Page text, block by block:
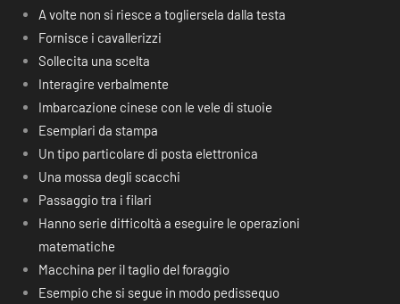
A volte non si riesce a togliersela dalla testa
Fornisce i cavallerizzi
Sollecita una scelta
Interagire verbalmente
Imbarcazione cinese con le vele di stuoie
Esemplari da stampa
Un tipo particolare di posta elettronica
Una mossa degli scacchi
Passaggio tra i filari
Hanno serie difficoltà a eseguire le operazioni
matematiche
Macchina per il taglio del foraggio
Esempio che si segue in modo pedissequo